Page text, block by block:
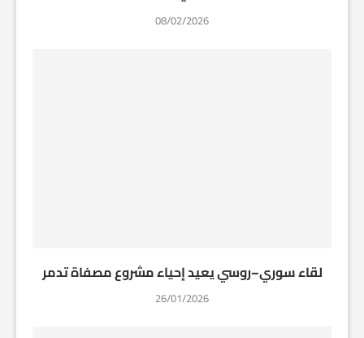
08/02/2026
لقاء سوري–روسي يعيد إحياء مشروع مصفاة تدمر
26/01/2026